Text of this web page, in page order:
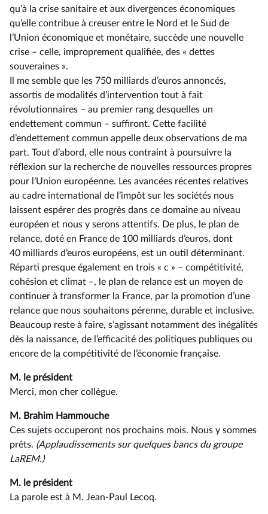
qu’à la crise sanitaire et aux divergences économiques
qu’elle contribue à creuser entre le Nord et le Sud de
l’Union économique et monétaire, succède une nouvelle
crise –⁠ celle, improprement qualifiée, des « dettes
souveraines ».
Il me semble que les 750 milliards d’euros annoncés,
assortis de modalités d’intervention tout à fait
révolutionnaires –⁠ au premier rang desquelles un
endettement commun – suffiront. Cette facilité
d’endettement commun appelle deux observations de ma
part. Tout d’abord, elle nous contraint à poursuivre la
réflexion sur la recherche de nouvelles ressources propres
pour l’Union européenne. Les avancées récentes relatives
au cadre international de l’impôt sur les sociétés nous
laissent espérer des progrès dans ce domaine au niveau
européen et nous y serons attentifs. De plus, le plan de
relance, doté en France de 100 milliards d’euros, dont
40 milliards d’euros européens, est un outil déterminant.
Réparti presque également en trois « c » –⁠ compétitivité,
cohésion et climat –, le plan de relance est un moyen de
continuer à transformer la France, par la promotion d’une
relance que nous souhaitons pérenne, durable et inclusive.
Beaucoup reste à faire, s’agissant notamment des inégalités
dès la naissance, de l’efficacité des politiques publiques ou
encore de la compétitivité de l’économie française.
M. le président
Merci, mon cher collègue.
M. Brahim Hammouche
Ces sujets occuperont nos prochains mois. Nous y sommes
prêts. (Applaudissements sur quelques bancs du groupe
LaREM.)
M. le président
La parole est à M. Jean-Paul Lecoq.